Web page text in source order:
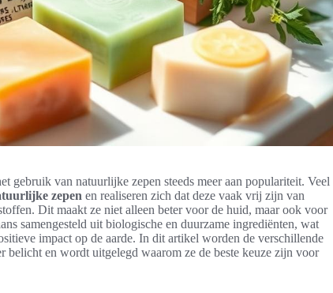
gebruik van natuurlijke zepen steeds meer aan populariteit. Veel
zepen en realiseren zich dat deze vaak vrij zijn van
Dit maakt ze niet alleen beter voor de huid, maar ook voor
samengesteld uit biologische en duurzame ingrediënten, wat
impact op de aarde. In dit artikel worden de verschillende
belicht en wordt uitgelegd waarom ze de beste keuze zijn voor